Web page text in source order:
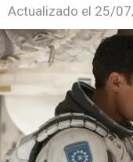
Actualizado el 25/